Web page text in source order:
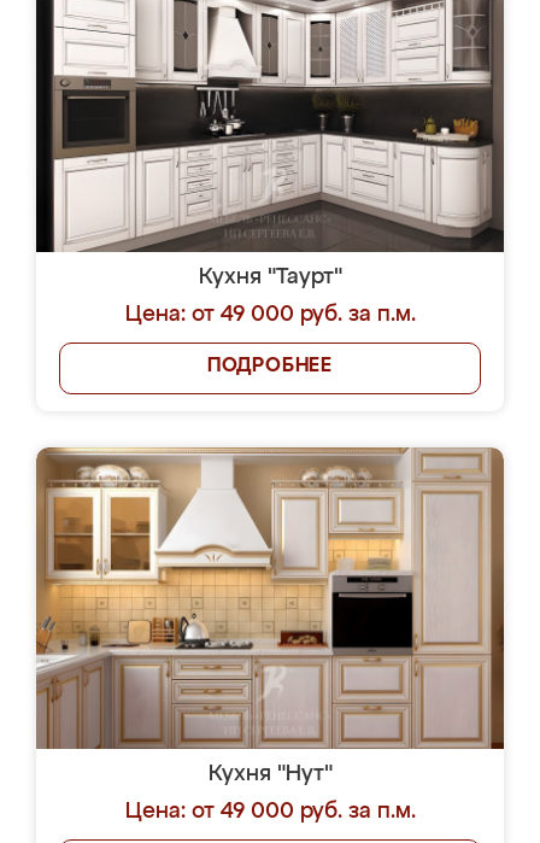
Кухня "Таурт"
Цена: от 49 000 руб. за п.м.
ПОДРОБНЕЕ
Кухня "Нут"
Цена: от 49 000 руб. за п.м.